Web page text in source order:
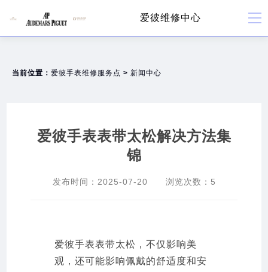
爱彼维修中心
当前位置： 爱彼手表维修服务点 > 新闻中心
爱彼手表表带太松解决方法集
锦
发布时间： 2025-07-20 浏览次数： 5
爱彼手表表带太松，不仅影响美
观，还可能影响佩戴的舒适度和安